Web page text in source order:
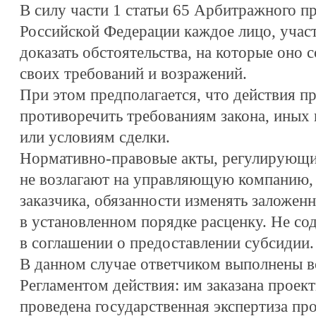
В силу части 1 статьи 65 Арбитражного
Российской Федерации каждое лицо,
доказать обстоятельства, на которые оно
своих требований и возражений.
При этом предполагается, что действия
противоречить требованиям закона,
или условиям сделки.
Нормативно-правовые акты,
не возлагают на управляющую
заказчика, обязанности изменять
в установленном порядке расценку. Не
в соглашении о предоставлении субсидии.
В данном случае ответчиком выполнены
Регламентом действия: им заказана
проведена государственная экспертиза